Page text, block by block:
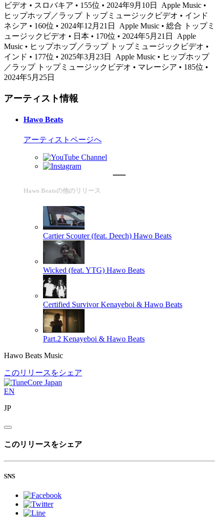
ビデオ • スロバキア • 155位 • 2024年9月10日
Apple Music •
ヒップホップ／ラップ トップミュージックビデオ • インド
ネシア • 160位 • 2024年12月21日
Apple Music • 総合 トップミ
ュージックビデオ • 日本 • 170位 • 2024年5月21日
Apple
Music • ヒップホップ／ラップ トップミュージックビデオ •
インド • 177位 • 2025年3月23日
Apple Music • ヒップホップ
／ラップ トップミュージックビデオ • マレーシア • 185位 •
2024年5月25日
アーティスト情報
Hawo Beats
アーティストページへ
Hawo Beatsの他のリリース
Cartier Scouter (feat. Deech) Hawo Beats
Wicked (feat. YTG) Hawo Beats
Certified Survivor Kenayeboi & Hawo Beats
Part.2 Kenayeboi & Hawo Beats
Hawo Beats Music
このリリースをシェア
EN
JP
このリリースをシェア
SNS